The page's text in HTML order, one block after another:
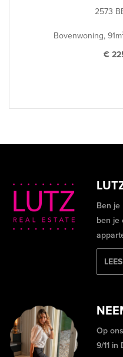
2573
Bovenwoning,
€
Ben je
ben je
Op
9/11